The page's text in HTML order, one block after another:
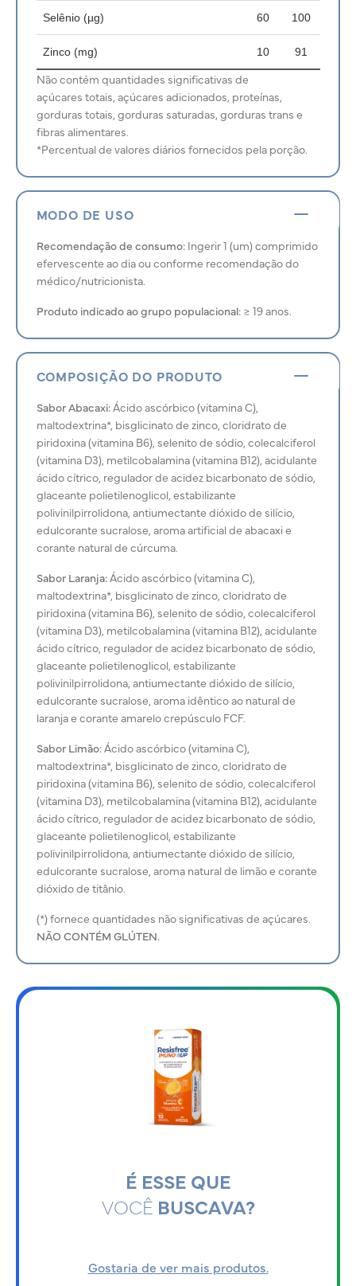
Selênio (µg) 60 100
Zinco (mg) 10 91
Não contém quantidades significativas de
açúcares totais, açúcares adicionados, proteínas,
gorduras totais, gorduras saturadas, gorduras trans e
fibras alimentares.
*Percentual de valores diários fornecidos pela porção.
MODO DE USO
Recomendação de consumo: Ingerir 1 (um) comprimido
efervescente ao dia ou conforme recomendação do
médico/nutricionista.
Produto indicado ao grupo populacional:≥ 19 anos.
COMPOSIÇÃO DO PRODUTO
Sabor Abacaxi:Ácido ascórbico (vitamina C),
maltodextrina*, bisglicinato de zinco, cloridrato de
piridoxina (vitamina B6), selenito de sódio, colecalciferol
(vitamina D3), metilcobalamina (vitamina B12), acidulante
ácido cítrico, regulador de acidez bicarbonato de sódio,
glaceante polietilenoglicol, estabilizante
polivinilpirrolidona, antiumectante dióxido de silício,
edulcorante sucralose, aroma artificial de abacaxi e
corante natural de cúrcuma.
Sabor Laranja:Ácido ascórbico (vitamina C),
maltodextrina*, bisglicinato de zinco, cloridrato de
piridoxina (vitamina B6), selenito de sódio, colecalciferol
(vitamina D3), metilcobalamina (vitamina B12), acidulante
ácido cítrico, regulador de acidez bicarbonato de sódio,
glaceante polietilenoglicol, estabilizante
polivinilpirrolidona, antiumectante dióxido de silício,
edulcorante sucralose, aroma idêntico ao natural de
laranja e corante amarelo crepúsculo FCF.
Sabor Limão:Ácido ascórbico (vitamina C),
maltodextrina*, bisglicinato de zinco, cloridrato de
piridoxina (vitamina B6), selenito de sódio, colecalciferol
(vitamina D3), metilcobalamina (vitamina B12), acidulante
ácido cítrico, regulador de acidez bicarbonato de sódio,
glaceante polietilenoglicol, estabilizante
polivinilpirrolidona, antiumectante dióxido de silício,
edulcorante sucralose, aroma natural de limão e corante
dióxido de titânio.
(*) fornece quantidades não significativas de açúcares.
NÃO CONTÉM GLÚTEN.
É ESSE QUE
VOCÊ BUSCAVA?
Gostaria de ver mais produtos.